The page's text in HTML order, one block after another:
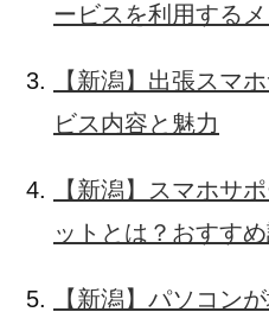
ービスを利用する
【新潟】出張スマ
ビス内容と魅力
【新潟】スマホサ
ットとは？おすす
【新潟】パソコン